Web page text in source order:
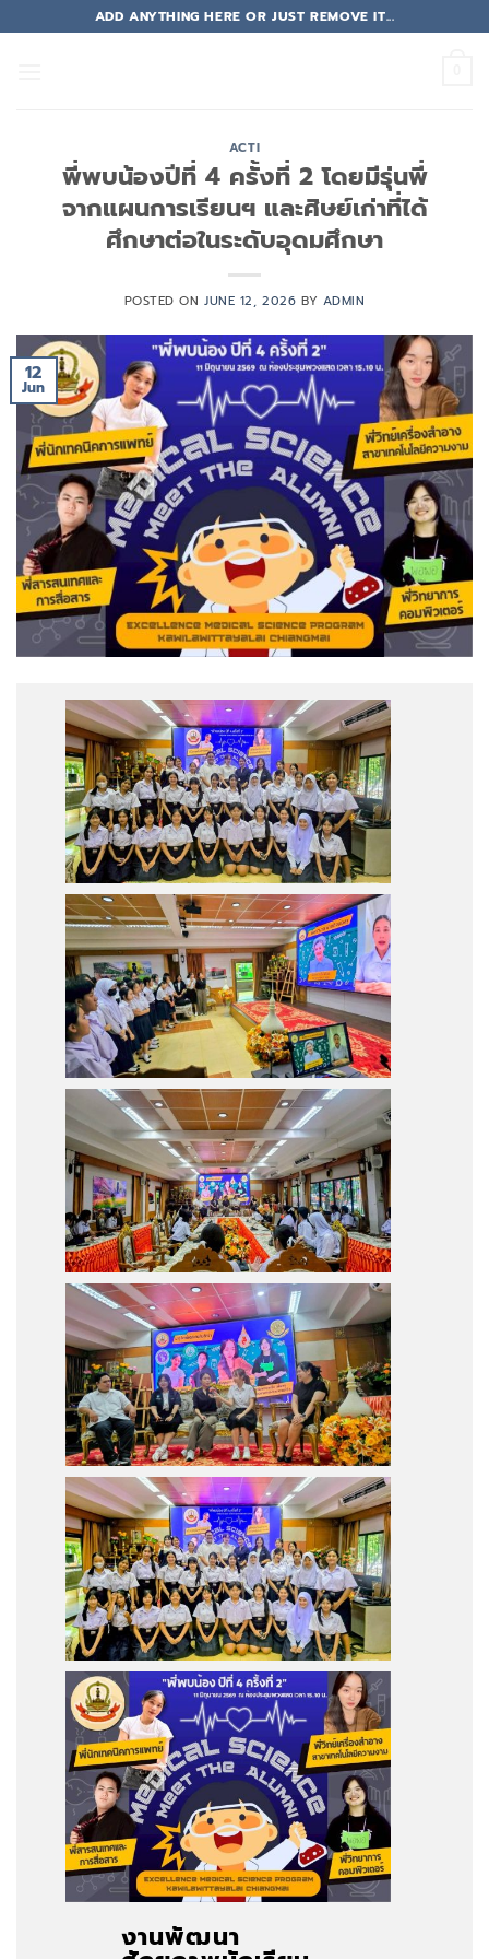
to
ADD ANYTHING HERE OR JUST REMOVE IT...
ACTI
พี่พบน้องปีที่ 4 ครั้งที่ 2 โดยมีรุ่นพี่
จากแผนการเรียนฯ และศิษย์เก่าที่ได้
ศึกษาต่อในระดับอุดมศึกษา
POSTED ONJUNE 12, 2026 BY ADMIN
12
Jun
งานพัฒนา